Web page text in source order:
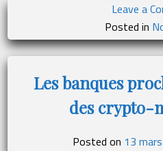
Leave a
Posted in
Les banques
des crypto-
Posted on 13